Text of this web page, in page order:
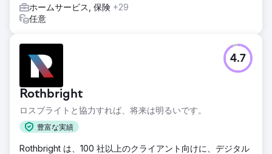
ホームサービス, 保険 +29
任意
Rothbright
ロスブライトと協力すれば、将来は明るいです。
豊富な実績
4.7
Rothbright は、100 社以上のクライアント向けに、デジタル